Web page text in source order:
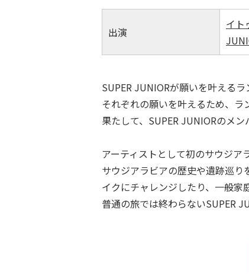
出演
イト
SUPER JUNIORが願いを叶える
それぞれの願いを叶えるため、ラ
果たして、SUPER JUNIORのメ
アーティストとして初のサウジア
サウジアラビアの歴史や遺跡巡
イクにチャレンジしたり、一般家
普通の旅では終わらないSUPER